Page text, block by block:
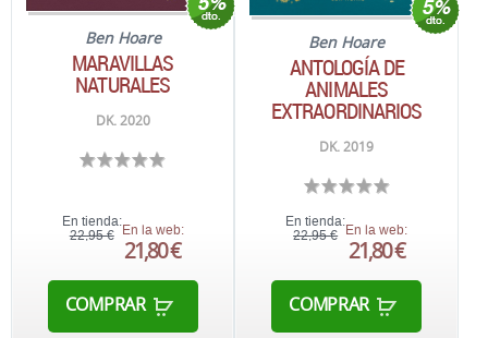
Ben Hoare
MARAVILLAS
NATURALES
DK. 2020
En tienda:
22,95 € En la web:
21,80 €
COMPRAR
Ben Hoare
ANTOLOGÍA DE
ANIMALES
EXTRAORDINARIOS
DK. 2019
En tienda:
22,95 € En la web:
21,80 €
COMPRAR